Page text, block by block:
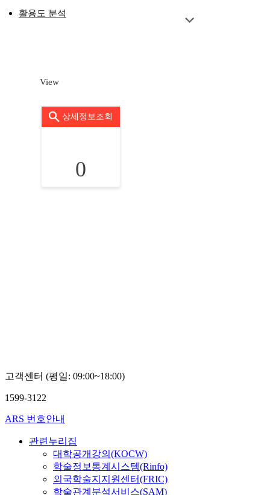
활용도 분석
View
상세정보조회
0
고객센터 (평일: 09:00~18:00)
1599-3122
ARS 번호안내
관련누리집
대학공개강의(KOCW)
학술정보통계시스템(Rinfo)
외국학술지지원센터(FRIC)
학술관계분석서비스(SAM)